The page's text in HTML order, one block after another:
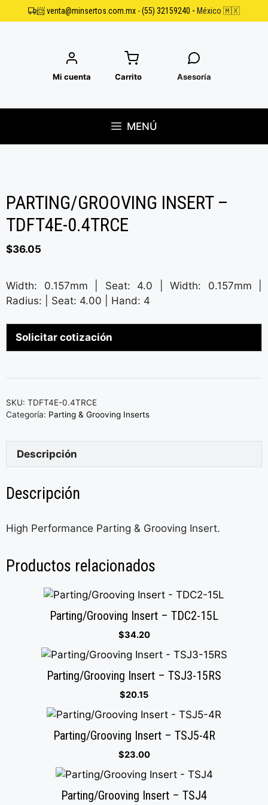
al
📨venta@minsertos.com.mx -(55) 32159240 - México 🇲🇽
Mi cuenta Carrito Asesoría
MENÚ
PARTING/GROOVING INSERT –
TDFT4E-0.4TRCE
$36.05
Width: 0.157mm | Seat: 4.0 | Width: 0.157mm |
Radius: | Seat: 4.00 | Hand: 4
Solicitar cotización
SKU: TDFT4E-0.4TRCE
Categoría: Parting & Grooving Inserts
Descripción
Descripción
High Performance Parting & Grooving Insert.
Productos relacionados
Parting/Grooving Insert – TDC2-15L
$34.20
Parting/Grooving Insert – TSJ3-15RS
$20.15
Parting/Grooving Insert – TSJ5-4R
$23.00
Parting/Grooving Insert – TSJ4